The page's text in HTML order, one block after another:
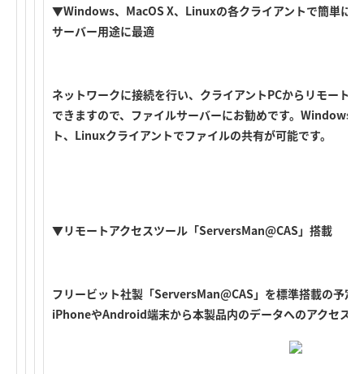
▼Windows、MacOS X、Linuxの各クライアントで簡単に
サーバー用途に最適
ネットワークに接続を行い、クライアントPCからリモート
できますので、ファイルサーバーにお勧めです。Windows
ト、Linuxクライアントでファイルの共有が可能です。
▼リモートアクセスツール「ServersMan@CAS」搭載
フリービット社製「ServersMan@CAS」を標準搭載の予定
iPhoneやAndroid端末から本製品内のデータへのアクセス